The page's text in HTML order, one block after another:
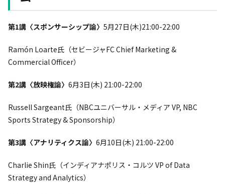
第1講〈スポンサーシップ論〉 5月27日(木)21:00-22:00
Ramón Loarte氏（セビージャFC Chief Marketing &
Commercial Officer）
第2講〈放映権論〉 6月3日(木) 21:00-22:00
Russell Sargeant氏（NBCユニバーサル・メディア VP, NBC
Sports Strategy & Sponsorship）
第3講〈アナリティクス論〉 6月10日(木) 21:00-22:00
Charlie Shin氏（インディアナポリス・コルツ VP of Data
Strategy and Analytics）